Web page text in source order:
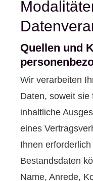
Quellen und
Wir verarbeiten
Daten, soweit sie
inhaltliche
eines
Ihnen
Bestandsdaten
Name, Anrede,